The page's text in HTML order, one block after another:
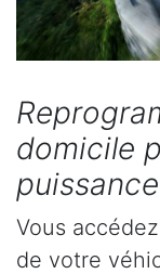
domicile
Vous
de votre